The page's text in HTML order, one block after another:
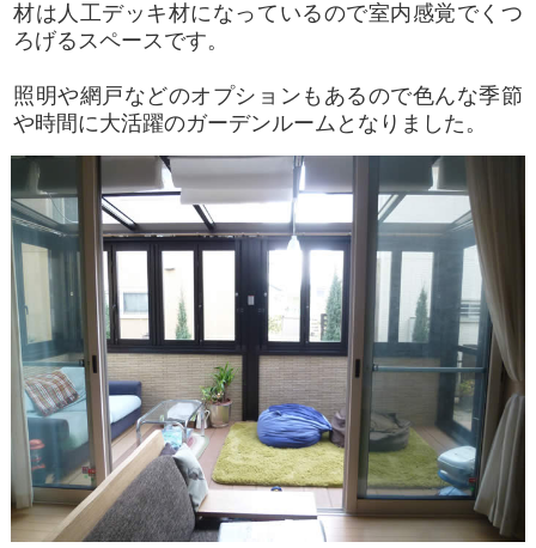
材は人工デッキ材になっているので室内感覚でくつ
ろげるスペースです。
照明や網戸などのオプションもあるので色んな季節
や時間に大活躍のガーデンルームとなりました。